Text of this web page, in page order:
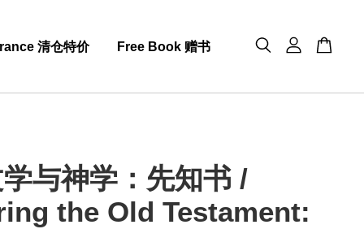
清仓特价 Free Book 赠书
与神学：先知书 /
the Old Testament: